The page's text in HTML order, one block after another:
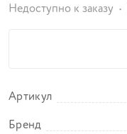
Недоступно к заказу
Артикул
Бренд